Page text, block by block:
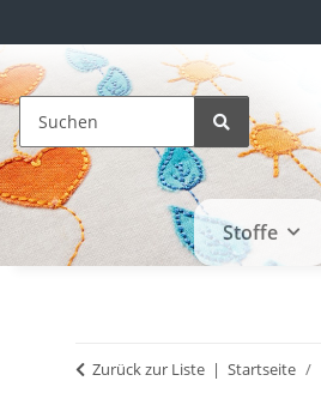
Stoffe
Zurück zur Liste Startseite